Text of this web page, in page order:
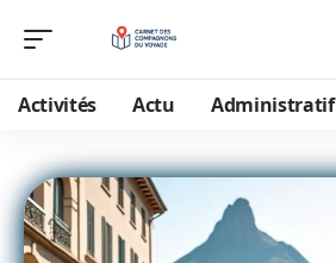
Activités Actu Administratif